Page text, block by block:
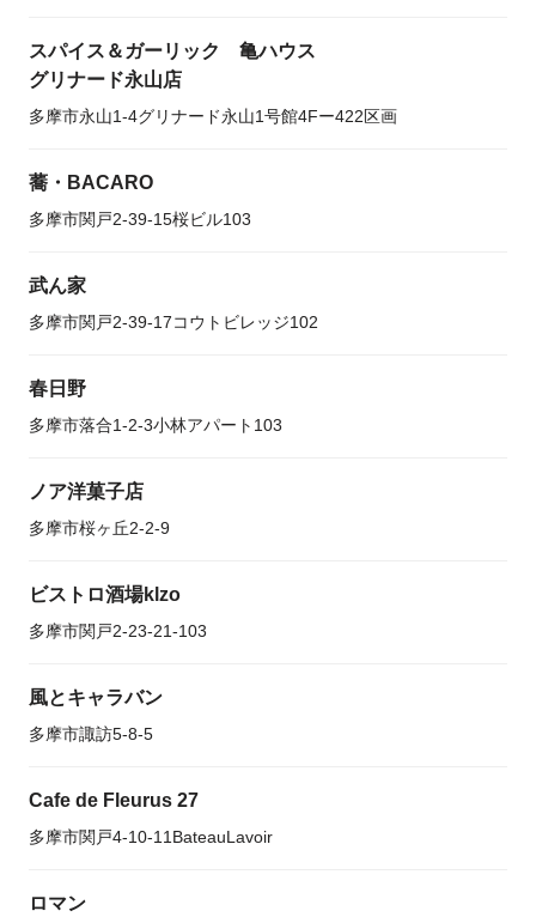
スパイス＆ガーリック 亀ハウス
グリナード永山店
多摩市永山1-4グリナード永山1号館4Fー422区画
蕎・BACARO
多摩市関戸2-39-15桜ビル103
武ん家
多摩市関戸2-39-17コウトビレッジ102
春日野
多摩市落合1-2-3小林アパート103
ノア洋菓子店
多摩市桜ヶ丘2-2-9
ビストロ酒場klzo
多摩市関戸2-23-21-103
風とキャラバン
多摩市諏訪5-8-5
Cafe de Fleurus 27
多摩市関戸4-10-11BateauLavoir
ロマン